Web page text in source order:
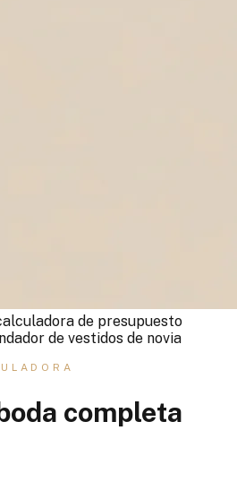
de presupuesto
de vestidos de novia
completa